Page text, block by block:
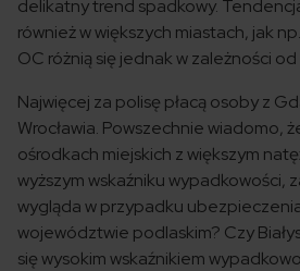
delikatny trend spadkowy.
również w większych miastach, jak
OC różnią się jednak w zależności
Najwięcej za polisę płacą osoby z
Wrocławia. Powszechnie wiadomo,
ośrodkach miejskich z większym
wyższym wskaźniku wypadkowości,
wygląda w przypadku
województwie podlaskim? Czy
się wysokim wskaźnikiem